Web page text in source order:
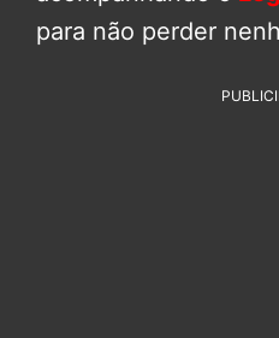
para não perder